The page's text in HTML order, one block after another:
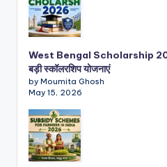
West Bengal Scholarship
बड़ी स्कॉलरशिप योजनाएं
by Moumita Ghosh
May 15, 2026